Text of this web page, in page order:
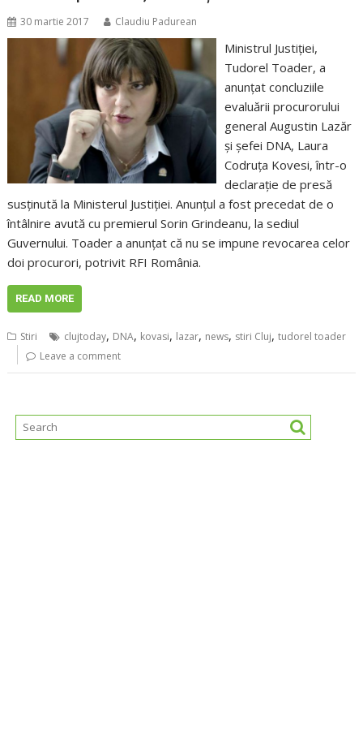
30 martie 2017 Claudiu Padurean
Ministrul Justiţiei,
Tudorel Toader, a
anunţat concluziile
evaluării procurorului
general Augustin Lazăr
şi şefei DNA, Laura
Codruţa Kovesi, într-o
declaraţie de presă
susţinută la Ministerul Justiţiei. Anunţul a fost precedat de o
întâlnire avută cu premierul Sorin Grindeanu, la sediul
Guvernului. Toader a anunţat că nu se impune revocarea celor
doi procurori, potrivit RFI România.
READ MORE
Stiri clujtoday, DNA, kovasi, lazar, news, stiri Cluj,tudorel toader
Leave a comment